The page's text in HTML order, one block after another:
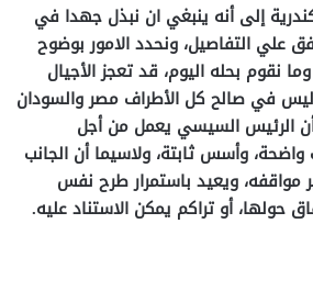
إلى أنه ينبغي ان نبذل جهدا في
علي التفاصيل، ونحدد الامور بوضوح
نقوم بحله اليوم، قد تعجز الأجيال
في صالح كل الأطراف مصر والسودان
أن الرئيس السيسي يعمل من أجل
وأسس ثابتة، ولاسيما أن الجانب
مواقفه، ويعيد باستمرار طرح نفس
حولها، أو تراكم يمكن الاستناد عليه.